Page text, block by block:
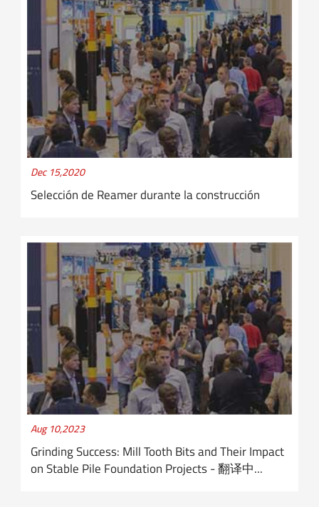
Dec 15,2020
Selección de Reamer durante la construcción
Aug 10,2023
Grinding Success: Mill Tooth Bits and Their Impact
on Stable Pile Foundation Projects - 翻译中...